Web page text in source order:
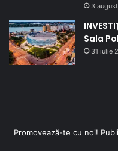
3
Sala
31 iulie
Promovează-te cu noi!